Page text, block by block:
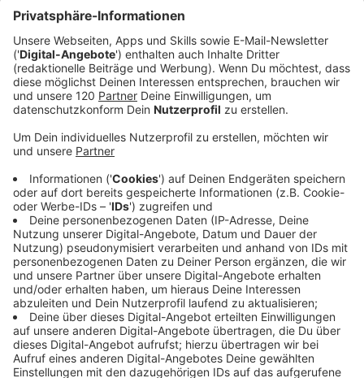
kennenzulernen.
Dieses Event bietet einen Einblick in eine Welt, in der
Roboter nicht als Bedrohung, sondern als Chance
betrachtet werden. KUKA zeigt, wie
Automatisierung Prozesse vereinfachen, Effizienz
steigern und Arbeitsbedingungen verbessern
können. Es geht darum, ein Verständnis dafür zu
schaffen, wie Robotik in den Arbeitsalltag integriert
werden kann, um Unternehmen zu unterstützen
und Arbeitskräfte zu entlasten.
Anmeldung zum Open Day @ KUKA
Reinhard Naglerist Geschäftsführer der KUKA CEE
GmbH und spricht mit Life Radio Moderatorin Birgit
Kern über die Rolle von KUKA in der Industrie, die
Chancen und Herausforderungen des Einsatzes von